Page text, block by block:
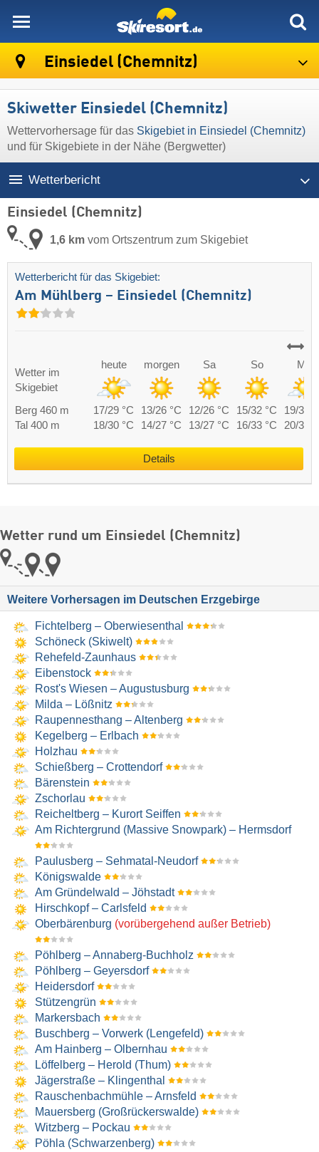
Einsiedel (Chemnitz)
Skiwetter Einsiedel (Chemnitz)
Wettervorhersage für das Skigebiet in Einsiedel (Chemnitz)
und für Skigebiete in der Nähe (Bergwetter)
Wetterbericht
Einsiedel (Chemnitz)
1,6 km vom Ortszentrum zum Skigebiet
Wetterbericht für das Skigebiet:
Am Mühlberg – Einsiedel (Chemnitz)
Wetter im
Skigebiet
heute morgen Sa So Mo
Berg 460 m 17/29 °C 13/26 °C 12/26 °C 15/32 °C
19/34
Tal 400 m
18/30 °C 14/27 °C 13/27 °C 16/33 °C 20/35
Details
Wetter rund um Einsiedel (Chemnitz)
Weitere Vorhersagen im Deutschen Erzgebirge
Fichtelberg – Oberwiesenthal
Schöneck (Skiwelt)
Rehefeld-Zaunhaus
Eibenstock
Rost's Wiesen – Augustusburg
Milda – Lößnitz
Raupennesthang – Altenberg
Kegelberg – Erlbach
Holzhau
Schießberg – Crottendorf
Bärenstein
Zschorlau
Reicheltberg – Kurort Seiffen
Am Richtergrund (Massive Snowpark) – Hermsdorf
Paulusberg – Sehmatal-Neudorf
Königswalde
Am Gründelwald – Jöhstadt
Hirschkopf – Carlsfeld
Oberbärenburg (vorübergehend außer Betrieb)
Pöhlberg – Annaberg-Buchholz
Pöhlberg – Geyersdorf
Heidersdorf
Stützengrün
Markersbach
Buschberg – Vorwerk (Lengefeld)
Am Hainberg – Olbernhau
Löffelberg – Herold (Thum)
Jägerstraße – Klingenthal
Rauschenbachmühle – Arnsfeld
Mauersberg (Großrückerswalde)
Witzberg – Pockau
Pöhla (Schwarzenberg)